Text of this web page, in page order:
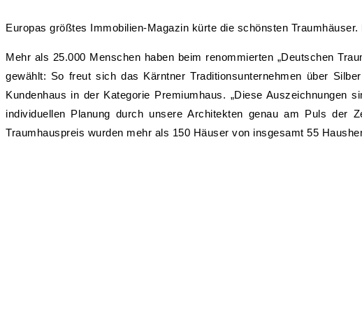
Europas größtes Immobilien-Magazin kürte die schönsten
Mehr als 25.000 Menschen haben beim renommierten „Deutschen
gewählt: So freut sich das Kärntner Traditionsunternehmen über
Kundenhaus in der Kategorie Premiumhaus. „Diese
individuellen Planung durch unsere Architekten genau am Puls der
Traumhauspreis wurden mehr als 150 Häuser von insgesamt 55